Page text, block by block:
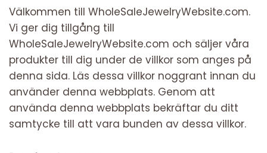
Välkommen till WholeSaleJewelryWebsite.com.
Vi ger dig tillgång till
WholeSaleJewelryWebsite.com och säljer våra
produkter till dig under de villkor som anges på
denna sida. Läs dessa villkor noggrant innan du
använder denna webbplats. Genom att
använda denna webbplats bekräftar du ditt
samtycke till att vara bunden av dessa villkor.